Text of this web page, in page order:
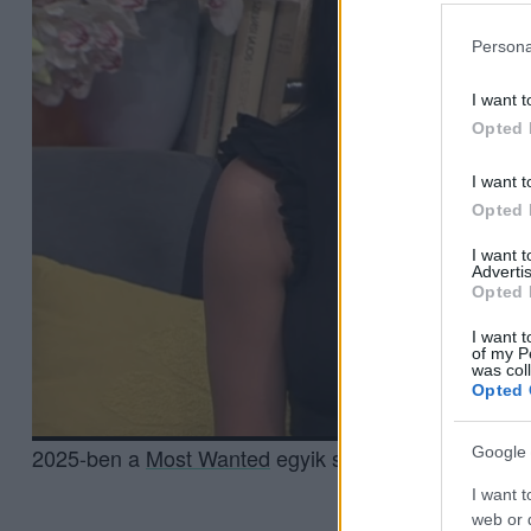
I want
Opted
I want
Opted
I want
Opted
I want
of my
was
Opted
Google
I want
web or
2025-ben a Most Wanted egyik szereplője.